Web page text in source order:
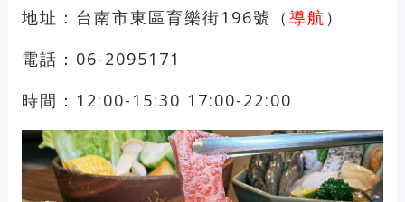
地址：台南市東區育樂街196號（ 導航 ）
電話：06-2095171
時間：12:00-15:30 17:00-22:00